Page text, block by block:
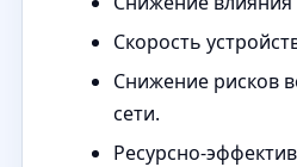
Скорость
Снижение рисков
сети.
Ресурсно-